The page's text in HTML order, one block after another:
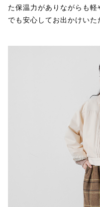
た保温力がありながらも
でも安心してお出かけいた